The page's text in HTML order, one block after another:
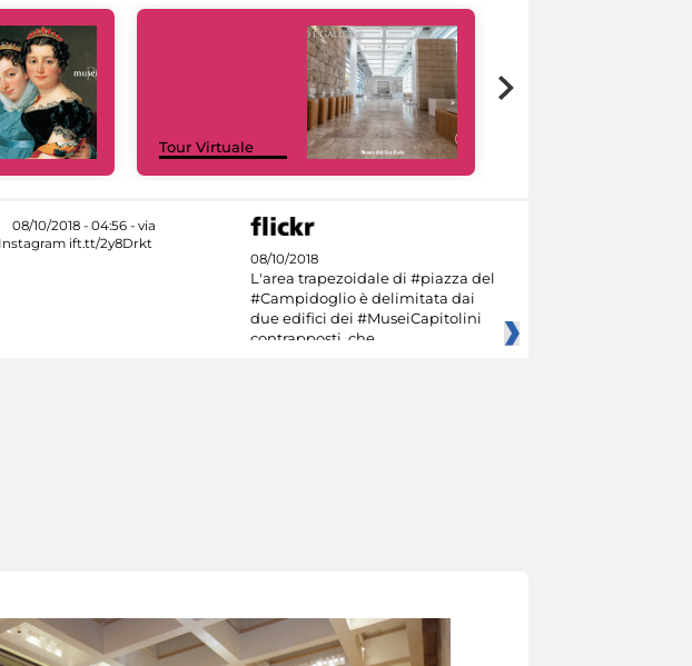
Tour Virtuale
08/10/2018
L'area trapezoidale di #piazza del
#Campidoglio è delimitata dai
due edifici dei #MuseiCapitolini
contrapposti, che